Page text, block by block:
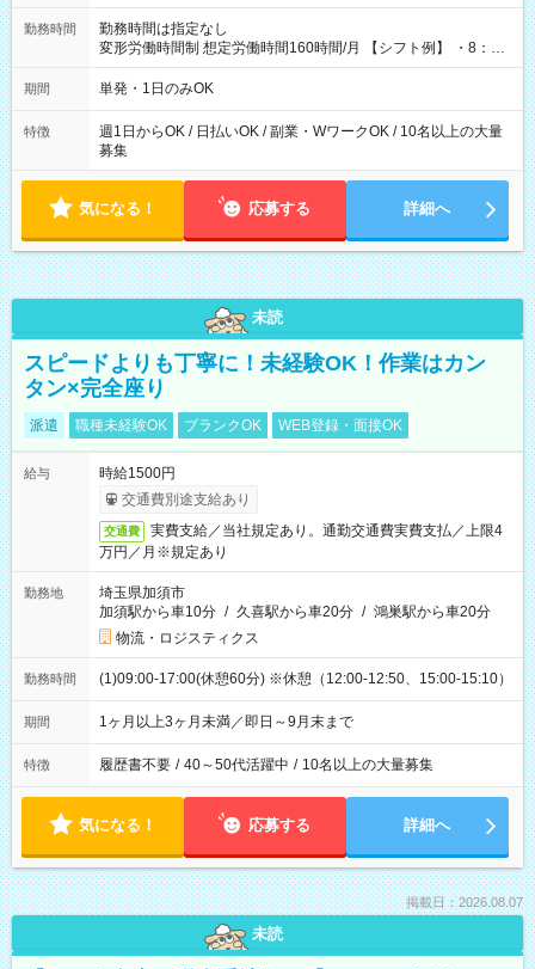
勤務時間
勤務時間は指定なし
変形労働時間制 想定労働時間160時間/月 【シフト例】 ・8：00
～21：00
期間 単発・1日のみOK
特徴
週1日からOK / 日払いOK / 副業・WワークOK / 10名以上の大量
募集
気になる！ 応募する 詳細へ
未読
スピードよりも丁寧に！未経験OK！作業はカン
タン×完全座り
派遣 職種未経験OK ブランクOK WEB登録・面接OK
給与
時給1500円
交通費別途支給あり
交通費
実費支給／当社規定あり。通勤交通費実費支払／上限4
万円／月※規定あり
勤務地
埼玉県加須市
加須駅から車10分 / 久喜駅から車20分 / 鴻巣駅から車20分
物流・ロジスティクス
勤務時間 (1)09:00-17:00(休憩60分) ※休憩（12:00-12:50、15:00-15:10）
期間 1ヶ月以上3ヶ月未満／即日～9月末まで
特徴 履歴書不要 / 40～50代活躍中 / 10名以上の大量募集
気になる！ 応募する 詳細へ
掲載日：2026.08.07
未読